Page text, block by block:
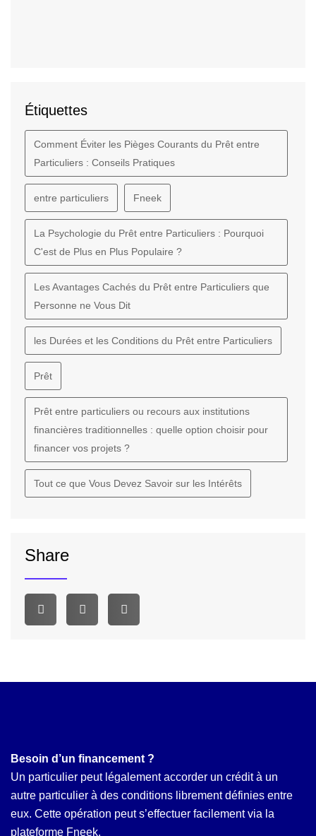
Étiquettes
Comment Éviter les Pièges Courants du Prêt entre
Particuliers : Conseils Pratiques
entre particuliers Fneek
La Psychologie du Prêt entre Particuliers : Pourquoi
C'est de Plus en Plus Populaire ?
Les Avantages Cachés du Prêt entre Particuliers que
Personne ne Vous Dit
les Durées et les Conditions du Prêt entre Particuliers
Prêt
Prêt entre particuliers ou recours aux institutions
financières traditionnelles : quelle option choisir pour
financer vos projets ?
Tout ce que Vous Devez Savoir sur les Intérêts
Share
Besoin d’un financement ?
Un particulier peut légalement accorder un crédit à un
autre particulier à des conditions librement définies entre
eux. Cette opération peut s’effectuer facilement via la
plateforme Fneek.